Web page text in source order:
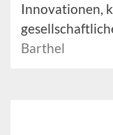
Innovationen,
Barthel